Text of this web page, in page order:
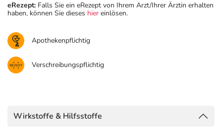
eRezept: Falls Sie ein eRezept von Ihrem Arzt/Ihrer Ärztin erhalten
haben, können Sie dieses hier einlösen.
Apothekenpflichtig
Verschreibungspflichtig
Wirkstoffe & Hilfsstoffe